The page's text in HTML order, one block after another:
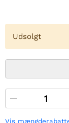
Udsolgt
Vis